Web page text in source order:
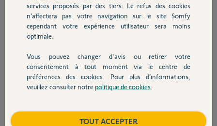
Autres produits
Devis avec un pro
Contact
Réponses
Il faut utiliser la nouvelle application sur smartphone "Tahoma By Somfy"
Cette Tahoma ne plus être activé avec l'ancienne application.
JACKY M. il y a environ 2 mois
services proposés par des tiers. Le refus des cookies
n’affectera pas votre navigation sur le site Somfy
cependant votre expérience utilisateur sera moins
optimale.
Vous pouvez changer d'avis ou retirer votre
consentement à tout moment via le centre de
préférences des cookies. Pour plus d’informations,
veuillez consulter notre politique de cookies
TOUT ACCEPTER